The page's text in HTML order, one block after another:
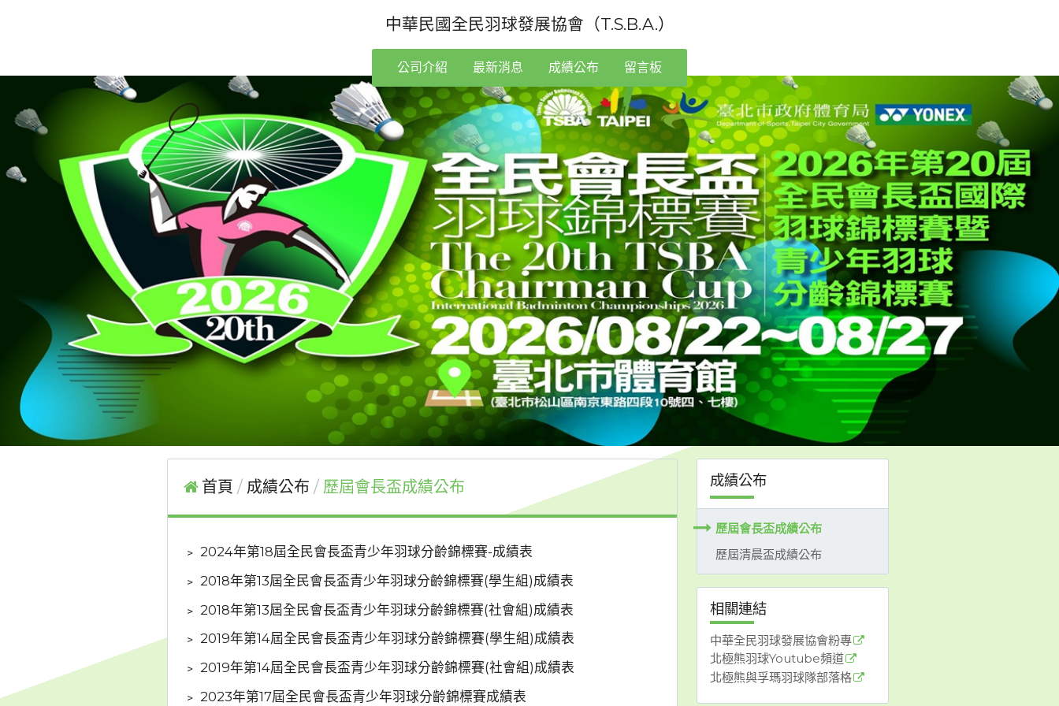
中華民國全民羽球發展協會（T.S.B.A.）
公司介紹 最新消息 成績公布 留言板
成績公布
歷屆會長盃成績公布
歷屆清晨盃成績公布
相關連結
中華全民羽球發展協會粉專
北極熊羽球Youtube頻道
北極熊與孚瑪羽球隊部落格
首頁 成績公布 歷屆會長盃成績公布
﹥ 2024年第18屆全民會長盃青少年羽球分齡錦標賽-成績表
﹥ 2018年第13屆全民會長盃青少年羽球分齡錦標賽(學生組)成績表
﹥ 2018年第13屆全民會長盃青少年羽球分齡錦標賽(社會組)成績表
﹥ 2019年第14屆全民會長盃青少年羽球分齡錦標賽(學生組)成績表
﹥ 2019年第14屆全民會長盃青少年羽球分齡錦標賽(社會組)成績表
﹥ 2023年第17屆全民會長盃青少年羽球分齡錦標賽成績表